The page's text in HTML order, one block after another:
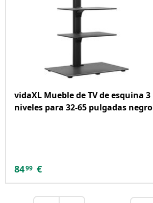
vidaXL Mueble de TV de esquina 3
niveles para 32-65 pulgadas negro
8499 €